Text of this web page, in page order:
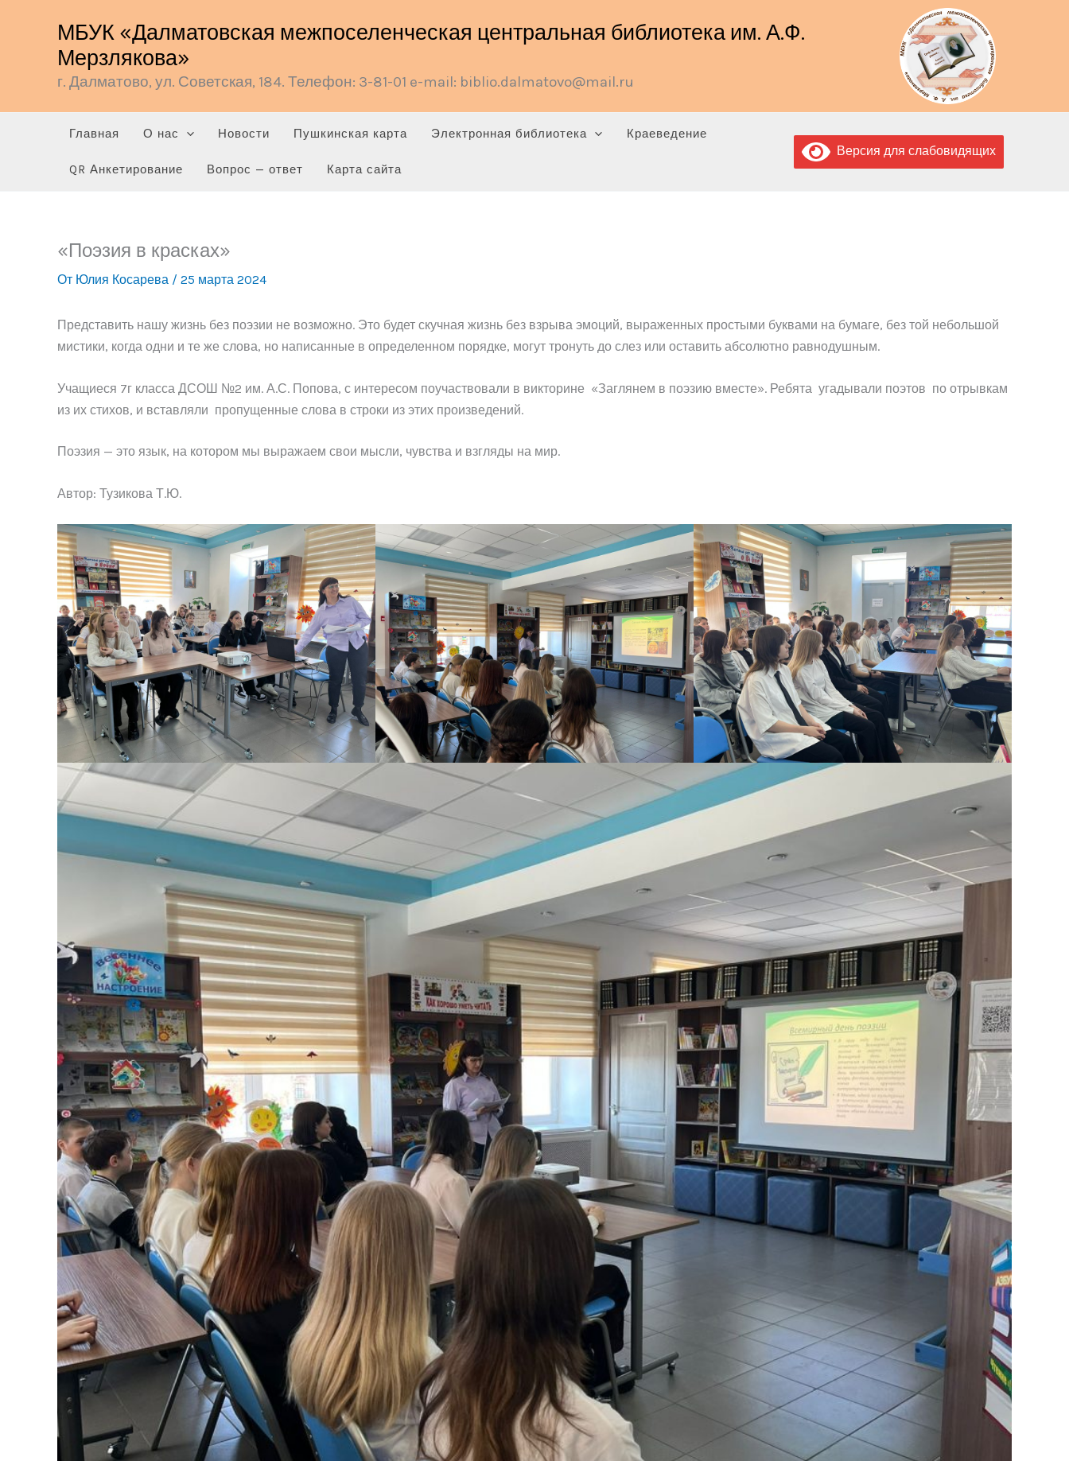
содержимому
МБУК «Далматовская межпоселенческая центральная библиотека им. А.Ф.
Мерзлякова»
г. Далматово, ул. Советская, 184. Телефон: 3-81-01 e-mail: biblio.dalmatovo@mail.ru
Главная О нас Новости Пушкинская карта Электронная библиотека Краеведение
QR Анкетирование Вопрос — ответ Карта сайта
Версия для слабовидящих
«Поэзия в красках»
От Юлия Косарева / 25 марта 2024
Представить нашу жизнь без поэзии не возможно. Это будет скучная жизнь без взрыва эмоций, выраженных простыми буквами на бумаге, без той небольшой
мистики, когда одни и те же слова, но написанные в определенном порядке, могут тронуть до слез или оставить абсолютно равнодушным.
Учащиеся 7г класса ДСОШ №2 им. А.С. Попова, с интересом поучаствовали в викторине «Заглянем в поэзию вместе». Ребята угадывали поэтов по отрывкам
из их стихов, и вставляли пропущенные слова в строки из этих произведений.
Поэзия — это язык, на котором мы выражаем свои мысли, чувства и взгляды на мир.
Автор: Тузикова Т.Ю.